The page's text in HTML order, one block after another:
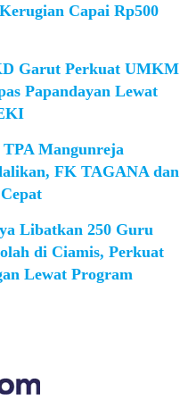
Capai Rp500
Garut Perkuat UMKM
Papandayan Lewat
Mangunreja
FK TAGANA dan
Libatkan 250 Guru
di Ciamis, Perkuat
Lewat Program